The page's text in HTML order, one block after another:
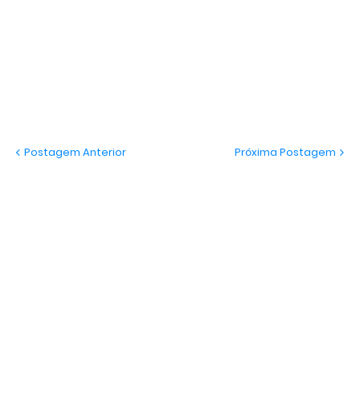
Postagem Anterior Próxima Postagem